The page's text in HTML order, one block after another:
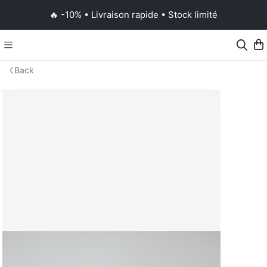
🔥 -10% • Livraison rapide • Stock limité
Back